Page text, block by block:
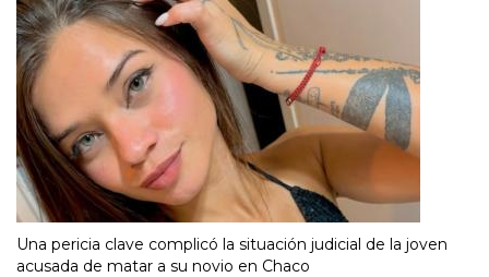
Una pericia clave complicó la situación judicial de la joven
acusada de matar a su novio en Chaco